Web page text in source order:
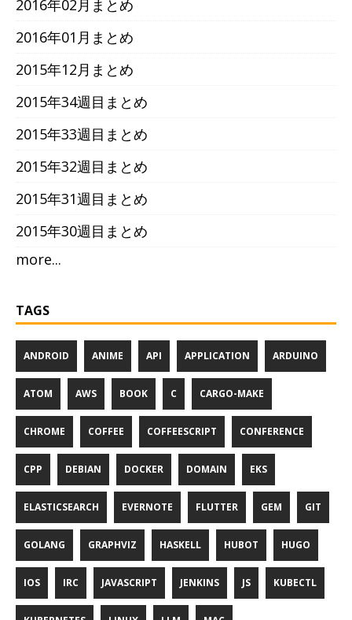
2016年02月まとめ
2016年01月まとめ
2015年12月まとめ
2015年34週目まとめ
2015年33週目まとめ
2015年32週目まとめ
2015年31週目まとめ
2015年30週目まとめ
more...
TAGS
ANDROID ANIME API APPLICATION ARDUINO
ATOM AWS BOOK C CARGO-MAKE
CHROME COFFEE COFFEESCRIPT CONFERENCE
CPP DEBIAN DOCKER DOMAIN EKS
ELASTICSEARCH EVERNOTE FLUTTER GEM GIT
GOLANG GRAPHVIZ HASKELL HUBOT HUGO
IOS IRC JAVASCRIPT JENKINS JS KUBECTL